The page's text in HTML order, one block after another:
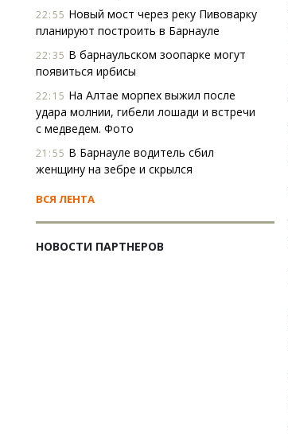
22:55 Новый мост через реку Пивоварку
планируют построить в Барнауле
22:35 В барнаульском зоопарке могут
появиться ирбисы
22:15 На Алтае морпех выжил после
удара молнии, гибели лошади и встречи
с медведем. Фото
21:55 В Барнауле водитель сбил
женщину на зебре и скрылся
ВСЯ ЛЕНТА
НОВОСТИ ПАРТНЕРОВ